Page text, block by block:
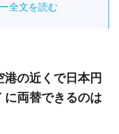
全文を読む
港の近くで日本円
に両替できるのは